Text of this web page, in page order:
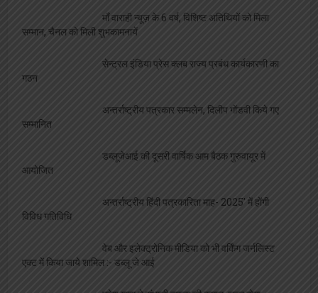
माँ वाराही न्यूज़ के 6 वर्ष, विशिष्ट अतिथियों को मिला
सम्मान, चैनल को मिली शुभकामनायें
सेन्ट्रल इंडिया प्रेस क्लब राज्य प्रबंध कार्यकारणी का
गठन
अन्तर्राष्ट्रीय पत्रकार सम्मलेन, दिलीप गोंडवी किये गए
सम्मानित
डब्लूजेआई की दूसरी वार्षिक आम बैठक गुरुवायूर में
आयोजित
अन्तर्राष्ट्रीय हिंदी पत्रकारिता माह- 2025′ में होंगी
विविध गतिविधि
वेब और इलेक्ट्रोनिक मीडिया को भी वर्किंग जर्नलिस्ट
एक्ट में किया जाये शामिल :- डब्लू जे आई